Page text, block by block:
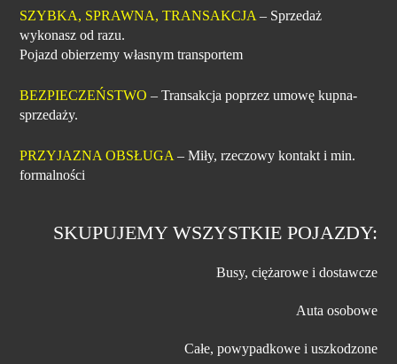
SZYBKA, SPRAWNA, TRANSAKCJA – Sprzedaż
wykonasz od razu.
Pojazd obierzemy własnym transportem
BEZPIECZEŃSTWO – Transakcja poprzez umowę kupna-
sprzedaży.
PRZYJAZNA OBSŁUGA – Miły, rzeczowy kontakt i min.
formalności
SKUPUJEMY WSZYSTKIE POJAZDY:
Busy, ciężarowe i dostawcze
Auta osobowe
Całe, powypadkowe i uszkodzone